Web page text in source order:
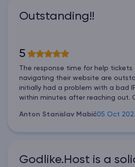
Outstanding!!
5
The response time for help
navigating their website are
initially had a problem with a bad
within minutes after reaching out.
Anton Stanislav Mabič05 Oct
Godlike.Host is a